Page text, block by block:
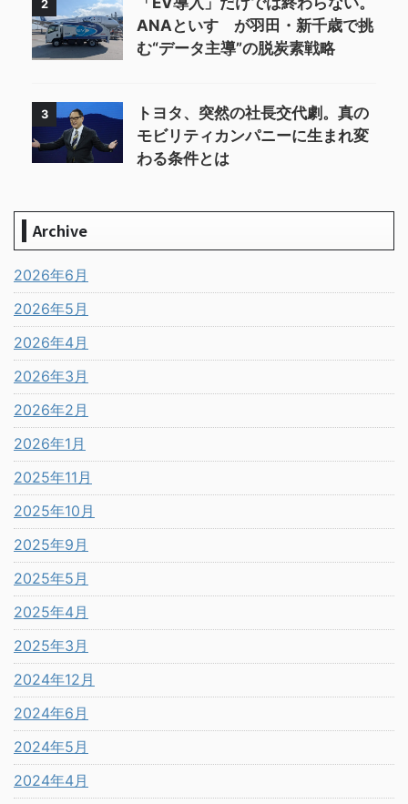
2
ANAといすゞが羽田・新千歳で挑
む“データ主導”の脱炭素戦略
3
トヨタ、突然の社長交代劇。真の
モビリティカンパニーに生まれ変
わる条件とは
Archive
2026年6月
2026年5月
2026年4月
2026年3月
2026年2月
2026年1月
2025年11月
2025年10月
2025年9月
2025年5月
2025年4月
2025年3月
2024年12月
2024年6月
2024年5月
2024年4月